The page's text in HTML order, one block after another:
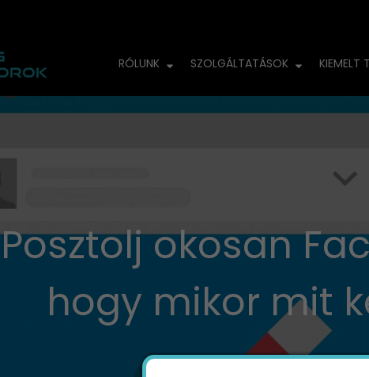
RÓLUNK SZOLGÁLTATÁSOK KIEMELT
Posztolj okosan
hogy mikor mit